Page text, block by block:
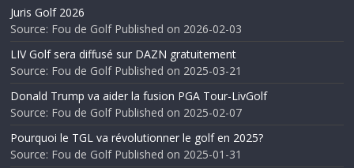
Juris Golf 2026
Source: Fou de Golf Published on 2026-02-03
LIV Golf sera diffusé sur DAZN gratuitement
Source: Fou de Golf Published on 2025-03-21
Donald Trump va aider la fusion PGA Tour-LivGolf
Source: Fou de Golf Published on 2025-02-07
Pourquoi le TGL va révolutionner le golf en 2025?
Source: Fou de Golf Published on 2025-01-31